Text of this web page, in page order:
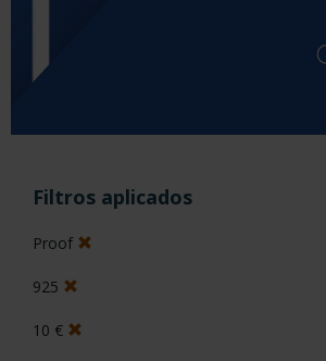
Filtros aplicados
Proof
925
10 €